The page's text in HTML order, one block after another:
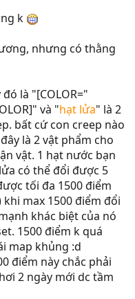
k
nhưng có thằng
là "[COLOR="
và "hạt lửa" là 2
bất cứ con creep nào
là 2 vật phẩm cho
vật. 1 hạt nước bạn
có thể đổi được 5
tối đa 1500 điểm
max 1500 điểm đổi
khác biệt của nó
1500 điểm k quá
map khủng :d
điểm này chắc phải
2 ngày mới dc tầm